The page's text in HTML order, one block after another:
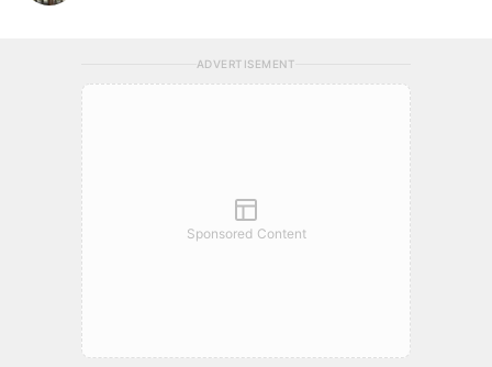
ADVERTISEMENT
Sponsored Content